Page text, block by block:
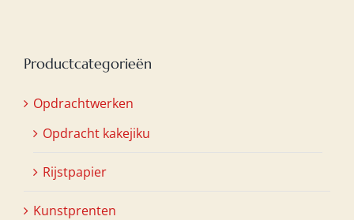
Productcategorieën
Opdrachtwerken
Opdracht kakejiku
Rijstpapier
Kunstprenten